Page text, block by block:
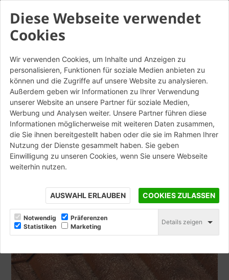
Diese Webseite verwendet
Cookies
Wir verwenden Cookies, um Inhalte und Anzeigen zu
personalisieren, Funktionen für soziale Medien anbieten zu
können und die Zugriffe auf unsere Website zu analysieren.
Außerdem geben wir Informationen zu Ihrer Verwendung
unserer Website an unsere Partner für soziale Medien,
Werbung und Analysen weiter. Unsere Partner führen diese
Informationen möglicherweise mit weiteren Daten zusammen,
die Sie ihnen bereitgestellt haben oder die sie im Rahmen Ihrer
Nutzung der Dienste gesammelt haben. Sie geben
Einwilligung zu unseren Cookies, wenn Sie unsere Webseite
weiterhin nutzen.
AUSWAHL ERLAUBEN COOKIES ZULASSEN
Notwendig
Präferenzen
Statistiken
Marketing
Details zeigen
Portoghese SanMarco
Classico
Altre Colorazioni
STAMPA